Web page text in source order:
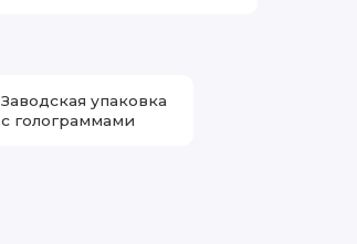
Заводская упаковка
с голограммами